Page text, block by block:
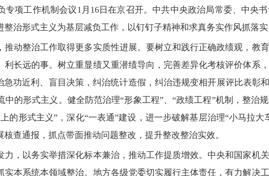
工作机制会议1月16日在京召开。中共中央政治局常委、中央
治形式主义为基层减负工作，以钉钉子精神和求真务实作风抓落
整治工作取得更多实质性进展。要树立和践行正确政绩观，教
长远的事。树立重显绩又重潜绩导向，完善差异化考核评价体系
急功近利、盲目决策，纠治统计造假，纠治违规变相开展评比表彰
的形式主义。健全防范治理“形象工程”、“政绩工程”机制，整治
的形式主义”，深化“一表通”建设，进一步破解基层治理“小马拉
查通报，抓点带面推动问题整改，提升整改整治实效。
以务实举措深化标本兼治，推动工作提质增效。中央和国家机
本系统本领域整治。地方各级党委切实履行主体责任，有力解决